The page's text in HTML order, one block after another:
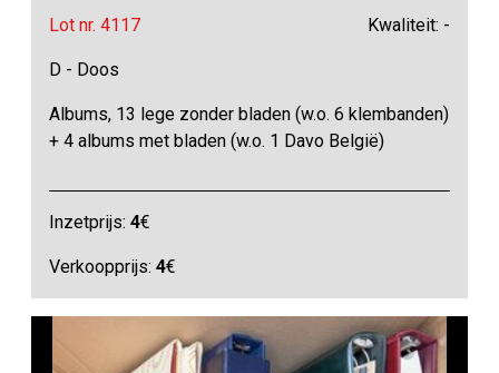
Lot nr. 4117 Kwaliteit: -
D - Doos
Albums, 13 lege zonder bladen (w.o. 6 klembanden)
+ 4 albums met bladen (w.o. 1 Davo België)
Inzetprijs:4€
Verkoopprijs:4€